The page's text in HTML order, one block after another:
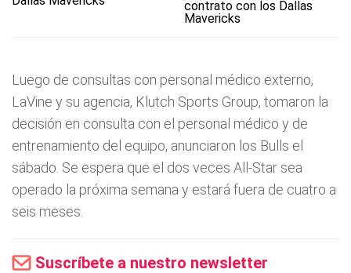
contrato con los Dallas
Mavericks
Luego de consultas con personal médico externo,
LaVine y su agencia, Klutch Sports Group, tomaron la
decisión en consulta con el personal médico y de
entrenamiento del equipo, anunciaron los Bulls el
sábado. Se espera que el dos veces All-Star sea
operado la próxima semana y estará fuera de cuatro a
seis meses.
Suscríbete a nuestro newsletter